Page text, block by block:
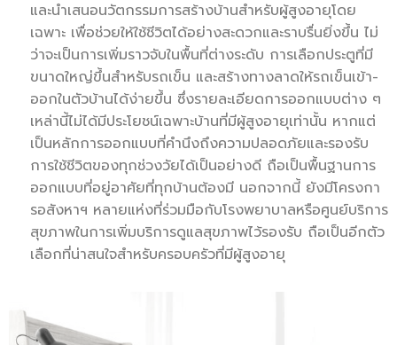
และนำเสนอนวัตกรรมการสร้างบ้านสำหรับผู้สูงอายุโดย
เฉพาะ เพื่อช่วยให้ใช้ชีวิตได้อย่างสะดวกและราบรื่นยิ่งขึ้น ไม่
ว่าจะเป็นการเพิ่มราวจับในพื้นที่ต่างระดับ การเลือกประตูที่มี
ขนาดใหญ่ขึ้นสำหรับรถเข็น และสร้างทางลาดให้รถเข็นเข้า-
ออกในตัวบ้านได้ง่ายขึ้น ซึ่งรายละเอียดการออกแบบต่าง ๆ
เหล่านี้ไม่ได้มีประโยชน์เฉพาะบ้านที่มีผู้สูงอายุเท่านั้น หากแต่
เป็นหลักการออกแบบที่คำนึงถึงความปลอดภัยและรองรับ
การใช้ชีวิตของทุกช่วงวัยได้เป็นอย่างดี ถือเป็นพื้นฐานการ
ออกแบบที่อยู่อาศัยที่ทุกบ้านต้องมี นอกจากนี้ ยังมีโครงกา
รอสังหาฯ หลายแห่งที่ร่วมมือกับโรงพยาบาลหรือศูนย์บริการ
สุขภาพในการเพิ่มบริการดูแลสุขภาพไว้รองรับ ถือเป็นอีกตัว
เลือกที่น่าสนใจสำหรับครอบครัวที่มีผู้สูงอายุ